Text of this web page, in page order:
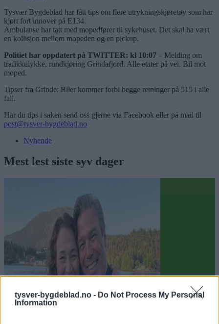
tysver-bygdeblad.no - Do Not Process My Personal
Information
Tysvær Bygdeblad har fått tips om flere utrykningskjøretøy som har
kjørt fort innover på E134.
Ambulanse har tatt med mopedfører til sykehuset. Det skal ha vært
en kollisjon mellom mopeden og en pickup.
Politiet har oppdatert på TWITTER: kl 10:07 – Melding om
trafikkulykke, rundkjøring Grindafjord. Alle etater på vei. Bil mot
moped.
Tipser fra Grinde: Biler kommer forbi begge retninger på 515 i alle
fall.
Har du tips i saken send oss gjerne via Facebook eller på mail til
post@tysver-bygdeblad.no
Nyhende
Mest lest siste syv dager